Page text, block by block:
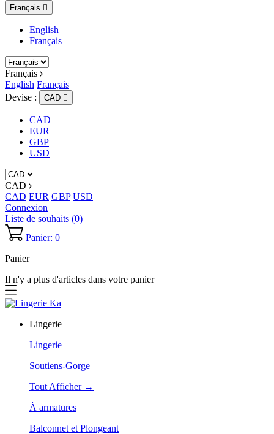
Français 
English
Français
Français
English Français
Devise :
CAD 
CAD
EUR
GBP
USD
CAD
CAD EUR GBP USD
Connexion
Liste de souhaits (0)
Panier: 0
Panier
Il n'y a plus d'articles dans votre panier
Lingerie
Lingerie
Soutiens-Gorge
Tout Afficher →
À armatures
Balconnet et Plongeant